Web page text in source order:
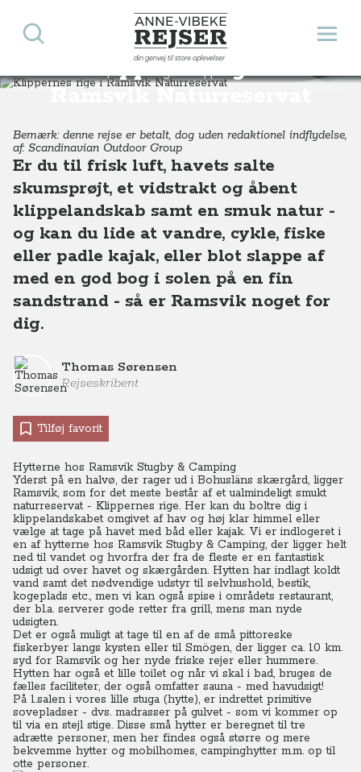
Anne-Vibeke Rejser
din genvej til store oplevelser
Åbn
Søg
Klippernes rige i
Ramsvik Naturreservat
Destinationer Europa Sverige Klippernes rige i Ramsvik Naturreservat, Vestsverige
Bemærk: denne rejse er betalt, dog uden redaktionel indflydelse,
af: Scandinavian Outdoor Group
Er du til frisk luft, havets salte
skumsprøjt, et vidstrakt og åbent
klippelandskab samt en smuk natur -
og kan du lide at vandre, cykle, fiske
eller padle kajak, eller blot slappe af
med en god bog i solen på en fin
sandstrand - så er Ramsvik noget for
dig.
Thomas Sørensen
Rejseskribent
Tilføj favorit
Hytterne hos Ramsvik Stugby & Camping
Yderst på en halvø, der rager ud i Bohusläns skærgård, ligger
Ramsvik, som for det meste består af et ualmindeligt smukt
naturreservat - Klippernes rige. Her kan du boltre dig i
klippelandskabet omgivet af hav og høj klar himmel eller
vælge at tage på havet med båd eller kajak. Vi er indlogeret i
en af hytterne hos Ramsvik Stugby & Camping, der ligger helt
ned til vandet og hvorfra der fra de fleste er en fantastisk
udsigt ud over havet og skærgården. Hytten har indlagt koldt
vand samt det nødvendige udstyr til selvhushold, bestik,
kogeplads etc., men vi kan også spise i områdets restaurant,
der bl.a. serverer gode retter fra grill, mens man nyde
udsigten.
Det er også muligt at tage til en af de små pittoreske
fiskerbyer langs kysten eller til Smögen, der ligger ca. 10 km.
syd for Ramsvik og her nyde friske rejer eller hummere.
Hytten har også et lille toilet og når vi skal i bad, bruges de
fælles faciliteter, der også omfatter sauna - med havudsigt!
På 1.salen i vores lille stuga (hytte), er indrettet primitive
sovepladser - dvs. madrasser på gulvet - som vi kommer op
til via en stejl stige. Disse små hytter er beregnet til tre
adrætte personer, men her findes også større og mere
bekvemme hytter og mobilhomes, campinghytter m.m. op til
otte personer.